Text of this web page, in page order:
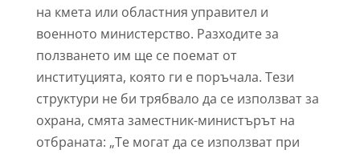
на кмета или областния управител и
военното министерство. Разходите за
ползването им ще се поемат от
институцията, която ги е поръчала. Тези
структури не би трябвало да се използват за
охрана, смята заместник-министърът на
отбраната: „Те могат да се използват при